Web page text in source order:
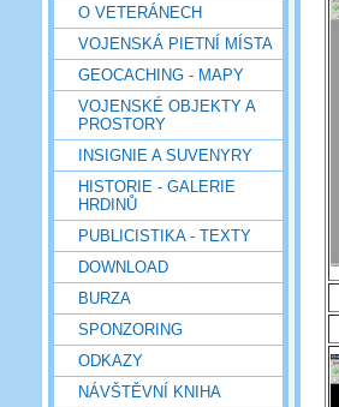
O VETERÁNECH
VOJENSKÁ PIETNÍ MÍSTA
GEOCACHING - MAPY
VOJENSKÉ OBJEKTY A
PROSTORY
INSIGNIE A SUVENYRY
HISTORIE - GALERIE
HRDINŮ
PUBLICISTIKA - TEXTY
DOWNLOAD
BURZA
SPONZORING
ODKAZY
NÁVŠTĚVNÍ KNIHA